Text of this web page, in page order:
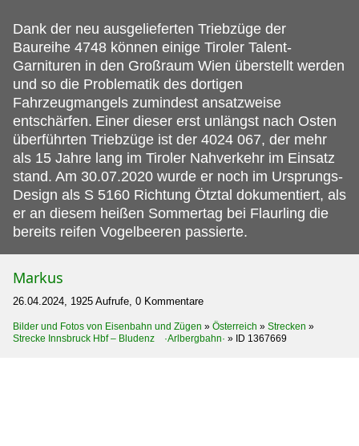
Dank der neu ausgelieferten Triebzüge der
Baureihe 4748 können einige Tiroler Talent-
Garnituren in den Großraum Wien überstellt werden
und so die Problematik des dortigen
Fahrzeugmangels zumindest ansatzweise
entschärfen. Einer dieser erst unlängst nach Osten
überführten Triebzüge ist der 4024 067, der mehr
als 15 Jahre lang im Tiroler Nahverkehr im Einsatz
stand. Am 30.07.2020 wurde er noch im Ursprungs-
Design als S 5160 Richtung Ötztal dokumentiert, als
er an diesem heißen Sommertag bei Flaurling die
bereits reifen Vogelbeeren passierte.
Markus
26.04.2024, 1925 Aufrufe, 0 Kommentare
Bilder und Fotos von Eisenbahn und Zügen » Österreich » Strecken »
Strecke Innsbruck Hbf – Bludenz ·Arlbergbahn· » ID 1367669